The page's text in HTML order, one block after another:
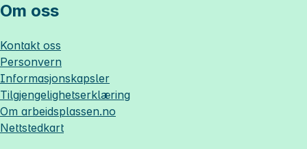
Om oss
Kontakt oss
Personvern
Informasjonskapsler
Tilgjengelighetserklæring
Om arbeidsplassen.no
Nettstedkart